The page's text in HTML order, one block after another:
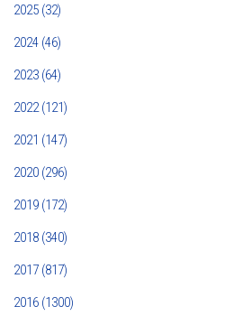
2025 (32)
2024 (46)
2023 (64)
2022 (121)
2021 (147)
2020 (296)
2019 (172)
2018 (340)
2017 (817)
2016 (1300)